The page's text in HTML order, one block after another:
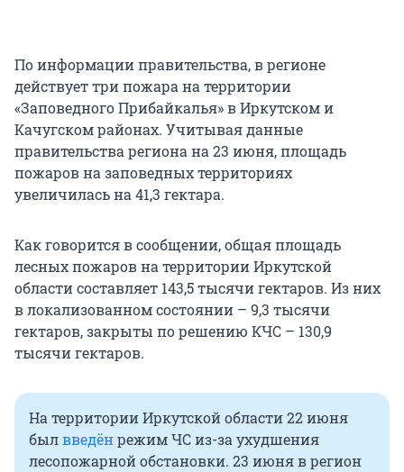
По информации правительства, в регионе
действует три пожара на территории
«Заповедного Прибайкалья» в Иркутском и
Качугском районах. Учитывая данные
правительства региона на 23 июня, площадь
пожаров на заповедных территориях
увеличилась на 41,3 гектара.
Как говорится в сообщении, общая площадь
лесных пожаров на территории Иркутской
области составляет 143,5 тысячи гектаров. Из них
в локализованном состоянии – 9,3 тысячи
гектаров, закрыты по решению КЧС – 130,9
тысячи гектаров.
На территории Иркутской области 22 июня
былвведёнрежим ЧС из-за ухудшения
лесопожарной обстановки. 23 июня в регион